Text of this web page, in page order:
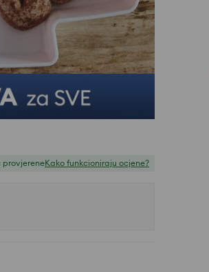
provjereneKako funkcioniraju ocjene?